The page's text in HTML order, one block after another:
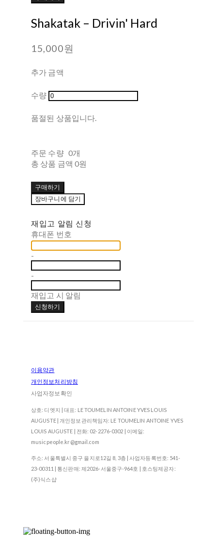
Shakatak ‎– Drivin' Hard
15,000원
추가 금액
수량
품절된 상품입니다.
주문 수량 0개
총 상품 금액 0원
구매하기
장바구니에 담기
재입고 알림 신청
휴대폰 번호
-
-
재입고 시 알림
신청하기
이용약관
개인정보처리방침
사업자정보확인
상호: 디엣지 | 대표: LE TOUMELIN ANTOINE YVES LOUIS
AUGUSTE | 개인정보관리책임자: LE TOUMELIN ANTOINE YVES
LOUIS AUGUSTE | 전화: 02-2276-0302 | 이메일:
musicpeople.kr@gmail.com
주소: 서울특별시 중구 을지로12길 8, 3층 | 사업자등록번호: 541-
23-00311 | 통신판매: 제2026-서울중구-964호 | 호스팅제공자:
(주)식스샵